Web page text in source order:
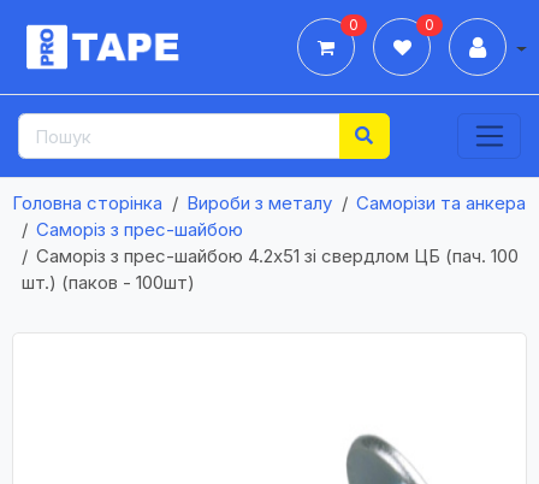
0 0
Головна сторінка Вироби з металу
Саморізи та анкера
Саморіз з прес-шайбою
Саморіз з прес-шайбою 4.2х51 зі свердлом ЦБ (пач. 100
шт.) (паков - 100шт)